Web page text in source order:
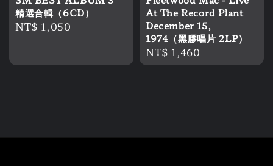
精選合輯（6CD）
Regular
NT$ 1,050
At The Record Plant
December 15,
1974（黑膠唱片 2LP）
Regular
price
NT$ 1,460